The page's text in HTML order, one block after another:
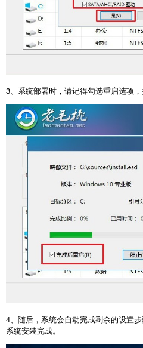
3、系统部署时，请记得勾选重启选项
4 、随后，系统会自动完成剩余的设置
系统安装完成。